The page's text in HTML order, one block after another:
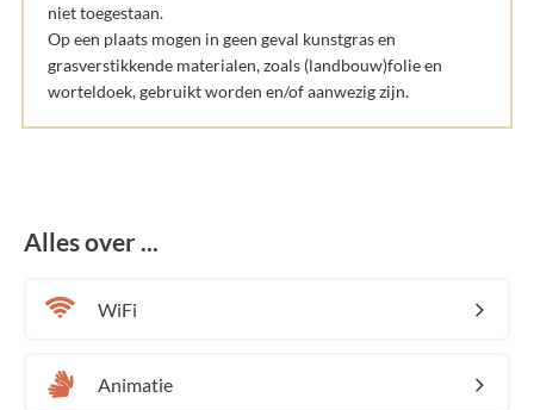
niet toegestaan.
Op een plaats mogen in geen geval kunstgras en
grasverstikkende materialen, zoals (landbouw)folie en
worteldoek, gebruikt worden en/of aanwezig zijn.
Alles over ...
WiFi
Animatie